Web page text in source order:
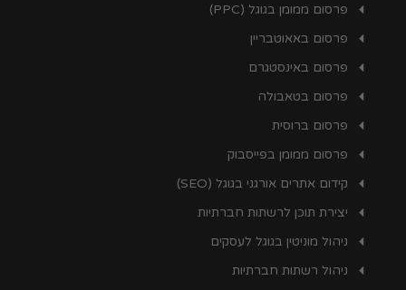
פרסום ממומן בגוגל (PPC)
פרסום באאוטבריין
פרסום באינסטגרם
פרסום בטאבולה
פרסום ברוסית
פרסום ממומן בפייסבוק
קידום אתרים אורגני בגוגל (SEO)
יצירת תוכן לרשתות חברתיות
ניהול מוניטין בגוגל לעסקים
ניהול רשתות חברתיות